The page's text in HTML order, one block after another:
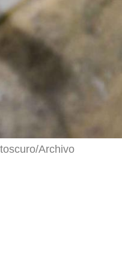
Archivo